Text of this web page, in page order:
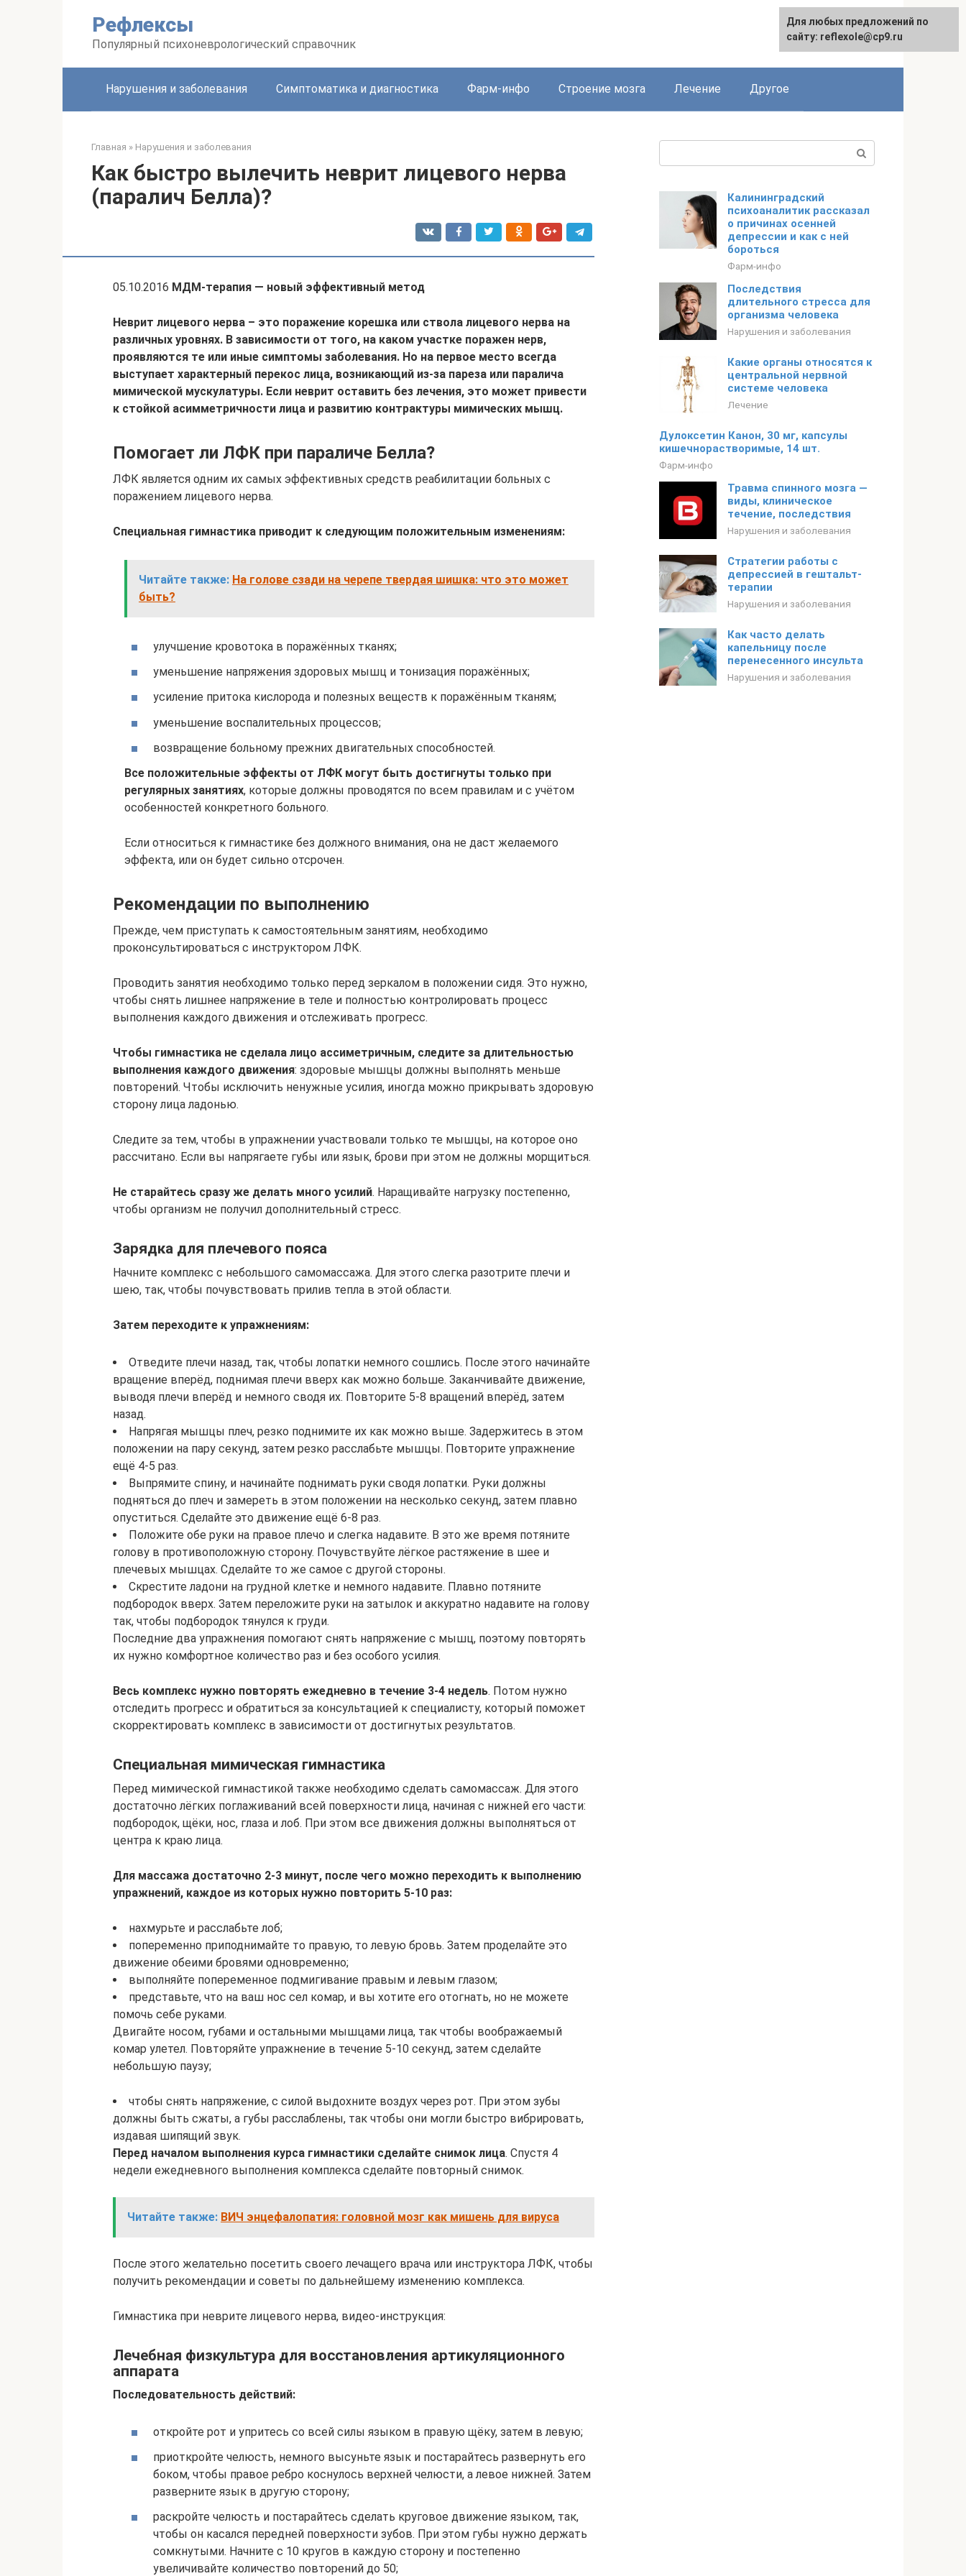
Рефлексы
Популярный психоневрологический справочник
Нарушения и заболевания Симптоматика и диагностика Фарм-инфо Строение мозга Лечение Другое
Главная » Нарушения и заболевания
Как быстро вылечить неврит лицевого нерва
(паралич Белла)?
05.10.2016 МДМ-терапия — новый эффективный метод
Неврит лицевого нерва – это поражение корешка или ствола лицевого нерва на
различных уровнях. В зависимости от того, на каком участке поражен нерв,
проявляются те или иные симптомы заболевания. Но на первое место всегда
выступает характерный перекос лица, возникающий из-за пареза или паралича
мимической мускулатуры. Если неврит оставить без лечения, это может привести
к стойкой асимметричности лица и развитию контрактуры мимических мышц.
Помогает ли ЛФК при параличе Белла?
ЛФК является одним их самых эффективных средств реабилитации больных с
поражением лицевого нерва.
Специальная гимнастика приводит к следующим положительным изменениям:
Читайте также: На голове сзади на черепе твердая шишка: что это может
быть?
улучшение кровотока в поражённых тканях;
уменьшение напряжения здоровых мышц и тонизация поражённых;
усиление притока кислорода и полезных веществ к поражённым тканям;
уменьшение воспалительных процессов;
возвращение больному прежних двигательных способностей.
Все положительные эффекты от ЛФК могут быть достигнуты только при
регулярных занятиях, которые должны проводятся по всем правилам и с учётом
особенностей конкретного больного.
Если относиться к гимнастике без должного внимания, она не даст желаемого
эффекта, или он будет сильно отсрочен.
Рекомендации по выполнению
Прежде, чем приступать к самостоятельным занятиям, необходимо
проконсультироваться с инструктором ЛФК.
Проводить занятия необходимо только перед зеркалом в положении сидя. Это нужно,
чтобы снять лишнее напряжение в теле и полностью контролировать процесс
выполнения каждого движения и отслеживать прогресс.
Чтобы гимнастика не сделала лицо ассиметричным, следите за длительностью
выполнения каждого движения: здоровые мышцы должны выполнять меньше
повторений. Чтобы исключить ненужные усилия, иногда можно прикрывать здоровую
сторону лица ладонью.
Следите за тем, чтобы в упражнении участвовали только те мышцы, на которое оно
рассчитано. Если вы напрягаете губы или язык, брови при этом не должны морщиться.
Не старайтесь сразу же делать много усилий. Наращивайте нагрузку постепенно,
чтобы организм не получил дополнительный стресс.
Зарядка для плечевого пояса
Начните комплекс с небольшого самомассажа. Для этого слегка разотрите плечи и
шею, так, чтобы почувствовать прилив тепла в этой области.
Затем переходите к упражнениям:
Отведите плечи назад, так, чтобы лопатки немного сошлись. После этого начинайте
вращение вперёд, поднимая плечи вверх как можно больше. Заканчивайте движение,
выводя плечи вперёд и немного сводя их. Повторите 5-8 вращений вперёд, затем
назад.
Напрягая мышцы плеч, резко поднимите их как можно выше. Задержитесь в этом
положении на пару секунд, затем резко расслабьте мышцы. Повторите упражнение
ещё 4-5 раз.
Выпрямите спину, и начинайте поднимать руки сводя лопатки. Руки должны
подняться до плеч и замереть в этом положении на несколько секунд, затем плавно
опуститься. Сделайте это движение ещё 6-8 раз.
Положите обе руки на правое плечо и слегка надавите. В это же время потяните
голову в противоположную сторону. Почувствуйте лёгкое растяжение в шее и
плечевых мышцах. Сделайте то же самое с другой стороны.
Скрестите ладони на грудной клетке и немного надавите. Плавно потяните
подбородок вверх. Затем переложите руки на затылок и аккуратно надавите на голову
так, чтобы подбородок тянулся к груди.
Последние два упражнения помогают снять напряжение с мышц, поэтому повторять
их нужно комфортное количество раз и без особого усилия.
Весь комплекс нужно повторять ежедневно в течение 3-4 недель. Потом нужно
отследить прогресс и обратиться за консультацией к специалисту, который поможет
скорректировать комплекс в зависимости от достигнутых результатов.
Специальная мимическая гимнастика
Перед мимической гимнастикой также необходимо сделать самомассаж. Для этого
достаточно лёгких поглаживаний всей поверхности лица, начиная с нижней его части:
подбородок, щёки, нос, глаза и лоб. При этом все движения должны выполняться от
центра к краю лица.
Для массажа достаточно 2-3 минут, после чего можно переходить к выполнению
упражнений, каждое из которых нужно повторить 5-10 раз:
нахмурьте и расслабьте лоб;
попеременно приподнимайте то правую, то левую бровь. Затем проделайте это
движение обеими бровями одновременно;
выполняйте попеременное подмигивание правым и левым глазом;
представьте, что на ваш нос сел комар, и вы хотите его отогнать, но не можете
помочь себе руками.
Двигайте носом, губами и остальными мышцами лица, так чтобы воображаемый
комар улетел. Повторяйте упражнение в течение 5-10 секунд, затем сделайте
небольшую паузу;
чтобы снять напряжение, с силой выдохните воздух через рот. При этом зубы
должны быть сжаты, а губы расслаблены, так чтобы они могли быстро вибрировать,
издавая шипящий звук.
Перед началом выполнения курса гимнастики сделайте снимок лица. Спустя 4
недели ежедневного выполнения комплекса сделайте повторный снимок.
Читайте также: ВИЧ энцефалопатия: головной мозг как мишень для вируса
После этого желательно посетить своего лечащего врача или инструктора ЛФК, чтобы
получить рекомендации и советы по дальнейшему изменению комплекса.
Гимнастика при неврите лицевого нерва, видео-инструкция:
Лечебная физкультура для восстановления артикуляционного
аппарата
Последовательность действий:
откройте рот и упритесь со всей силы языком в правую щёку, затем в левую;
приоткройте челюсть, немного высуньте язык и постарайтесь развернуть его
боком, чтобы правое ребро коснулось верхней челюсти, а левое нижней. Затем
разверните язык в другую сторону;
раскройте челюсть и постарайтесь сделать круговое движение языком, так,
чтобы он касался передней поверхности зубов. При этом губы нужно держать
сомкнутыми. Начните с 10 кругов в каждую сторону и постепенно
увеличивайте количество повторений до 50;
Калининградский
психоаналитик рассказал
о причинах осенней
депрессии и как с ней
бороться
Фарм-инфо
Последствия
длительного стресса для
организма человека
Нарушения и заболевания
Какие органы относятся к
центральной нервной
системе человека
Лечение
Дулоксетин Канон, 30 мг, капсулы
кишечнорастворимые, 14 шт.
Фарм-инфо
Травма спинного мозга —
виды, клиническое
течение, последствия
Нарушения и заболевания
Стратегии работы с
депрессией в гештальт-
терапии
Нарушения и заболевания
Как часто делать
капельницу после
перенесенного инсульта
Нарушения и заболевания
Для любых предложений по
сайту: reflexole@cp9.ru